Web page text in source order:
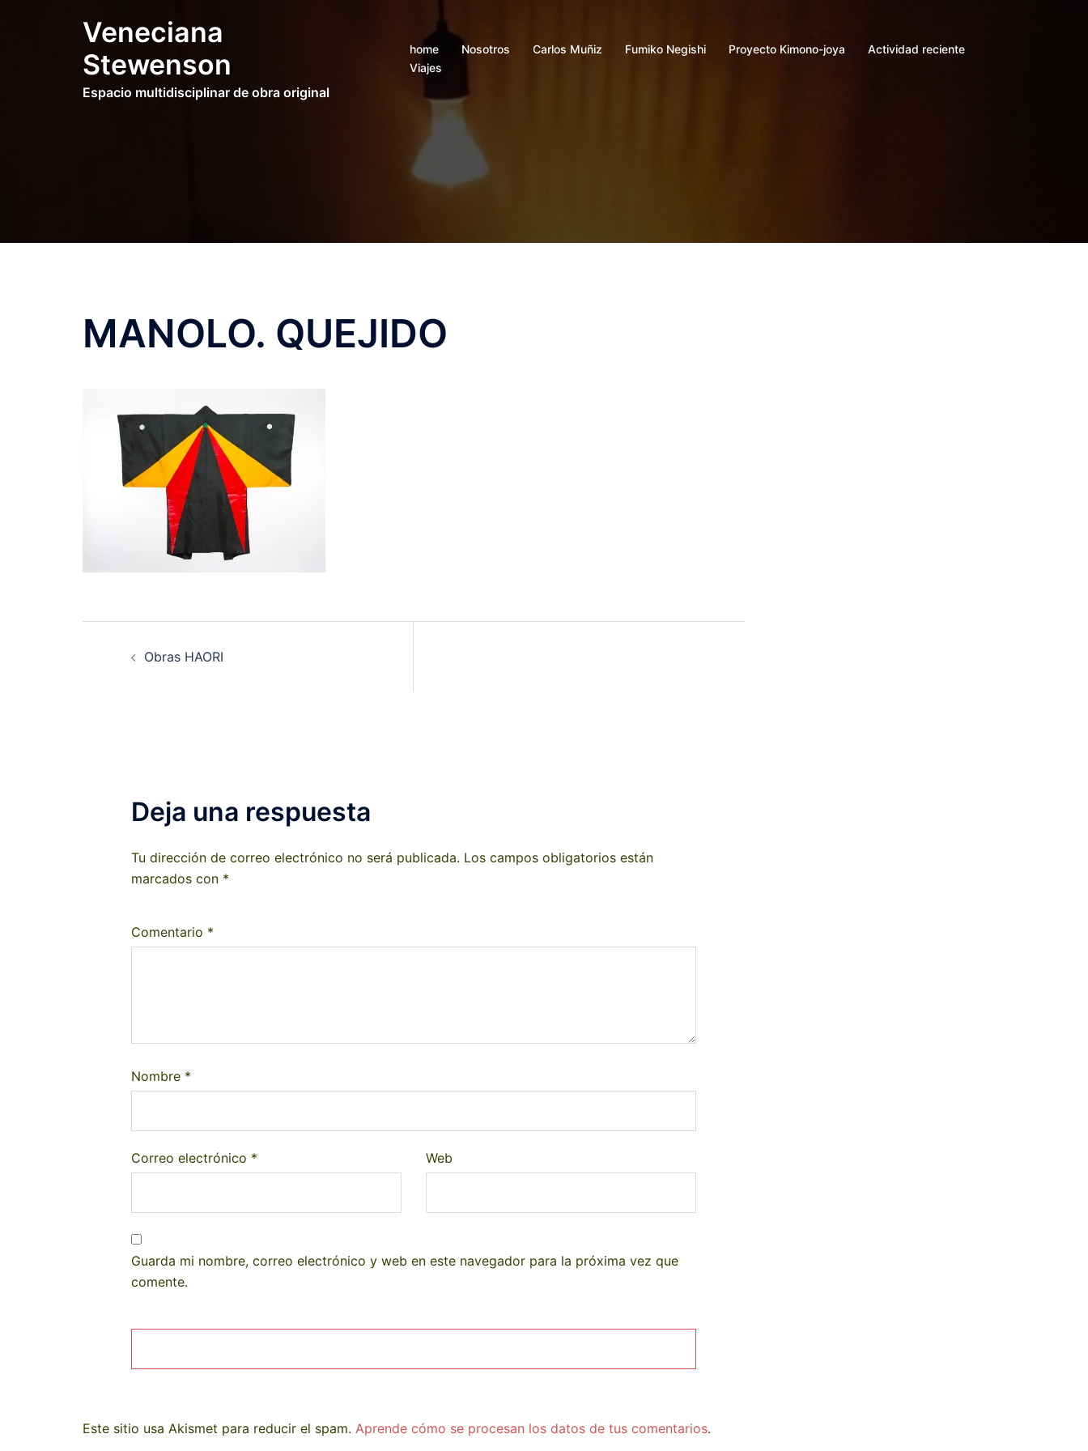
Veneciana
Stewenson
Espacio multidisciplinar de obra original
home Nosotros Carlos Muñiz Fumiko Negishi Proyecto Kimono-joya
Actividad reciente
Viajes
MANOLO. QUEJIDO
Obras HAORI
Deja una respuesta
Tu dirección de correo electrónico no será publicada. Los campos obligatorios están
marcados con *
Comentario *
Nombre *
Correo electrónico * Web
Guarda mi nombre, correo electrónico y web en este navegador para la próxima vez que
comente.
Este sitio usa Akismet para reducir el spam. Aprende cómo se procesan los datos de tus comentarios.